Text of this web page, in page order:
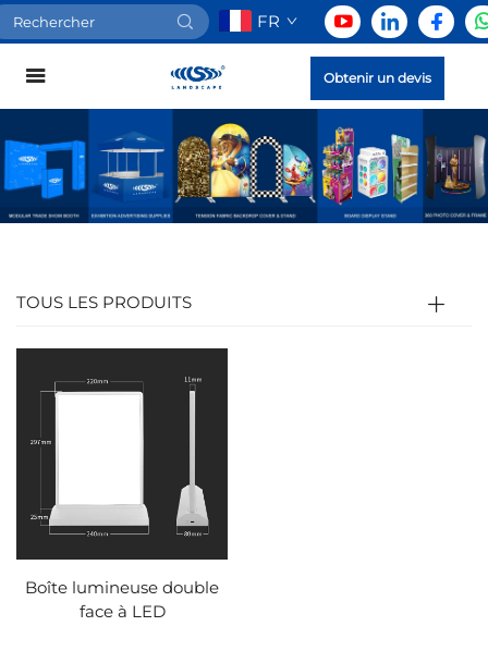
FR
Obtenir un devis
TOUS LES PRODUITS
Boîte lumineuse double
face à LED